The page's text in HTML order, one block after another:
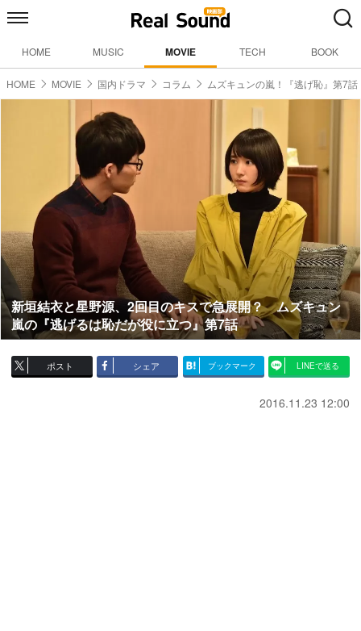
HOME MUSIC MOVIE TECH BOOK
HOME MOVIE 国内ドラマ コラム ムズキュンの嵐！『逃げ恥』第7話
新垣結衣と星野源、2回目のキスで急展開？ ムズキュン
嵐の『逃げるは恥だが役に立つ』第7話
ポスト シェア ブックマーク LINEで送る
2016.11.23 12:00